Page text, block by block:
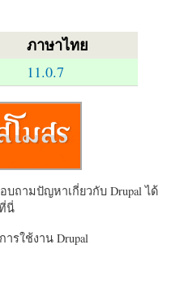
ภาษาไทย
11.0.7
ถามปัญหาเกี่ยวกับ Drupal ได้
นี่
รใช้งาน Drupal